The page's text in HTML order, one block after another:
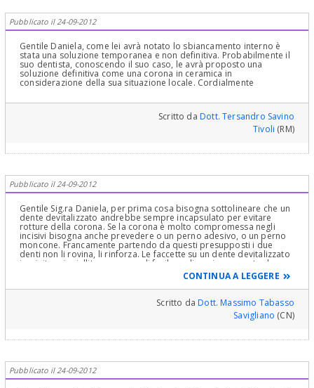
Pubblicato il 24-09-2012
Gentile Daniela, come lei avrà notato lo sbiancamento interno è
stata una soluzione temporanea e non definitiva. Probabilmente il
suo dentista, conoscendo il suo caso, le avrà proposto una
soluzione definitiva come una corona in ceramica in
considerazione della sua situazione locale. Cordialmente
Scritto daDott. Tersandro Savino
Tivoli (RM)
Pubblicato il 24-09-2012
Gentile Sig.ra Daniela, per prima cosa bisogna sottolineare che un
dente devitalizzato andrebbe sempre incapsulato per evitare
rotture della corona. Se la corona è molto compromessa negli
incisivi bisogna anche prevedere o un perno adesivo, o un perno
moncone. Francamente partendo da questi presupposti i due
denti non li rovina, li rinforza. Le faccette su un dente devitalizzato
ingrigito o ingiallito non sono di facile realizzazione, mentre lo
sbiancamento nel tempo andrà in contro ad una recidiva. Cordiali
CONTINUA A LEGGERE
Scritto daDott. Massimo Tabasso
Savigliano (CN)
Pubblicato il 24-09-2012